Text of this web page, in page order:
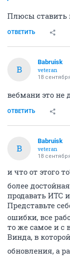
Плюсы ставить
ОТВЕТИТЬ
B
Babruisk
veteran
18
вебмани это не
ОТВЕТИТЬ
B
Babruisk
veteran
18
и что от этого
более
продавать ИТС
Представьте
ошибки, все
то же самое и с
Винда, в
обновления, а